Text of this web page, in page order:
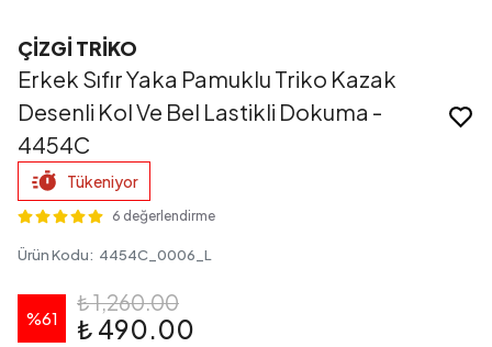
ÇİZGİ TRİKO
Erkek Sıfır Yaka Pamuklu Triko Kazak
Desenli Kol Ve Bel Lastikli Dokuma -
4454C
Tükeniyor
6 değerlendirme
Ürün Kodu: 4454C_0006_L
%61
₺ 1,260.00
₺ 490.00